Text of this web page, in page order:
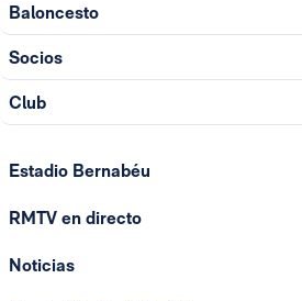
Baloncesto
Socios
Club
Estadio Bernabéu
RMTV en directo
Noticias